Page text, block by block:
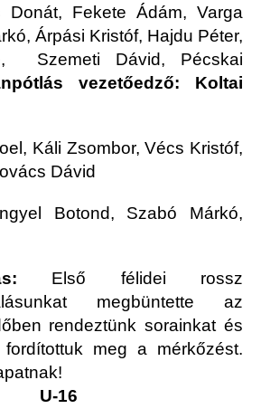
Donát, Fekete Ádám, Varga
, Árpási Kristóf, Hajdu Péter,
Szemeti Dávid, Pécskai
vezetőedző: Koltai
Káli Zsombor, Vécs Kristóf,
Dávid
Botond, Szabó Márkó,
Első félidei rossz
megbüntette az
rendeztünk sorainkat és
fordítottuk meg a mérkőzést.
U-16